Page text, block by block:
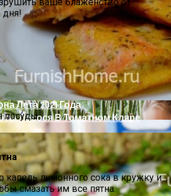
Красиво, Удобно: 7
Идей Для Хранения
Женские Топы: Модный Писк
Лета 2021 Года
Лосося В Томатном Кляре
дня!
посуды
капель лимонного сока в кружку и
смазать им все пятна.